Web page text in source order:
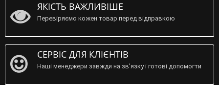
ЯКІСТЬ ВАЖЛИВІШЕ
Перевіряємо кожен товар перед відправкою
СЕРВІС ДЛЯ КЛІЄНТІВ
Наші менеджери завжди на зв'язку і готові допомогти